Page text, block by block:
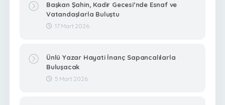
Başkan Şahin, Kadir Gecesi’nde Esnaf ve
Vatandaşlarla Buluştu
17 Mart 2026
Ünlü Yazar Hayati İnanç Sapancalılarla
Buluşacak
5 Mart 2026